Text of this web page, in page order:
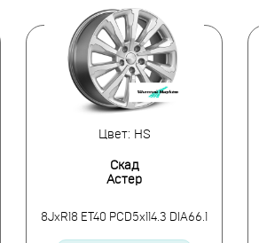
Цвет: HS
Скад
Астер
8JxR18 ET40 PCD5x114.3 DIA66.1